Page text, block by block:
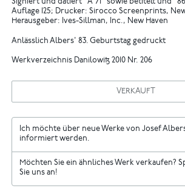
Signiert und datiert "A'71" sowie betitelt und
Auflage 125; Drucker: Sirocco Screenprints,
Herausgeber: Ives-Sillman, Inc., New Haven
Anlässlich Albers' 83. Geburtstag gedruckt
Werkverzeichnis Danilowitz 2010 Nr. 206
VERKAUFT
Ich möchte über neue Werke von Josef
informiert werden.
Möchten Sie ein ähnliches Werk verkaufen?
Sie uns an!